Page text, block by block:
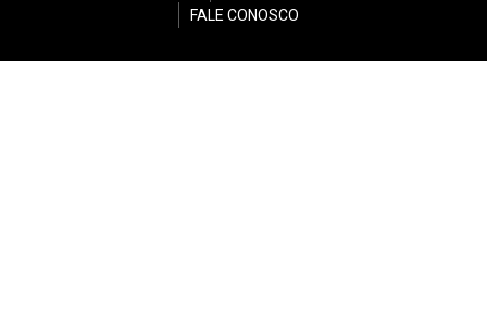
FALE CONOSCO